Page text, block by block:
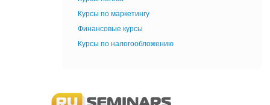
Курсы по маркетингу
Финансовые курсы
Курсы по налогообложению